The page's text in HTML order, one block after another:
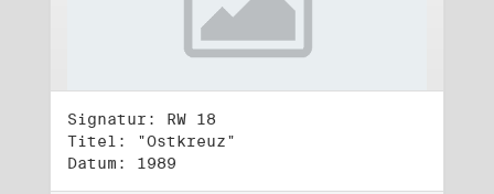
Signatur: RW 18
Titel: "Ostkreuz"
Datum: 1989